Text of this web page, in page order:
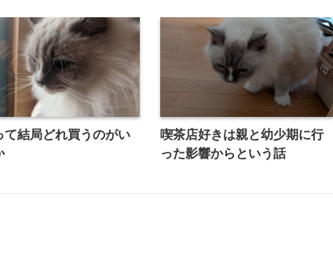
て結局どれ買うのがい
喫茶店好きは親と幼少期に行
った影響からという話